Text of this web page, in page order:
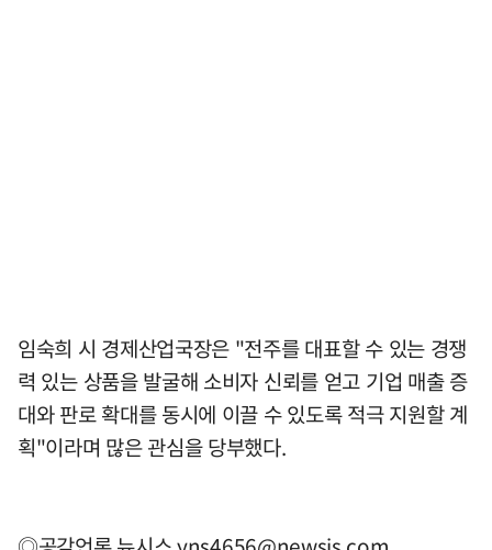
임숙희 시 경제산업국장은 "전주를 대표할 수 있는 경쟁
력 있는 상품을 발굴해 소비자 신뢰를 얻고 기업 매출 증
대와 판로 확대를 동시에 이끌 수 있도록 적극 지원할 계
획"이라며 많은 관심을 당부했다.